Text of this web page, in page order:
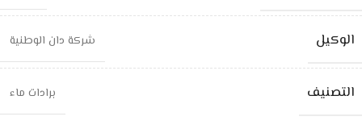
الوكيل شركة دان الوطنية
التصنيف برادات ماء